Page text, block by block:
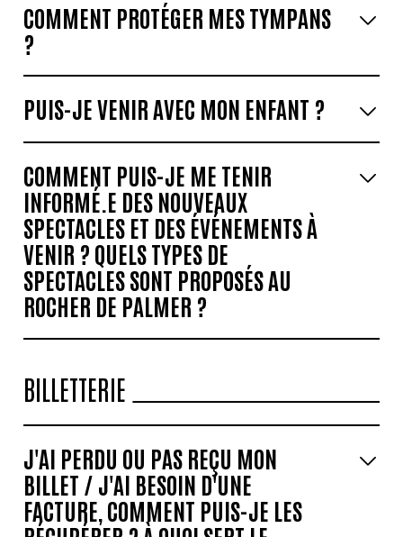
COMMENT PROTÉGER MES TYMPANS
?
PUIS-JE VENIR AVEC MON ENFANT ?
COMMENT PUIS-JE ME TENIR
INFORMÉ.E DES NOUVEAUX
SPECTACLES ET DES ÉVÉNEMENTS À
VENIR ? QUELS TYPES DE
SPECTACLES SONT PROPOSÉS AU
ROCHER DE PALMER ?
BILLETTERIE
J'AI PERDU OU PAS REÇU MON
BILLET / J'AI BESOIN D'UNE
FACTURE, COMMENT PUIS-JE LES